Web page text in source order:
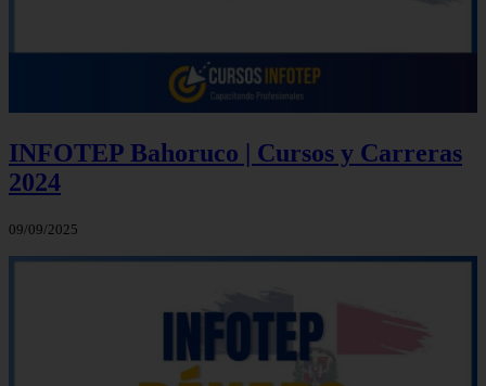
INFOTEP Bahoruco | Cursos y Carreras
2024
09/09/2025